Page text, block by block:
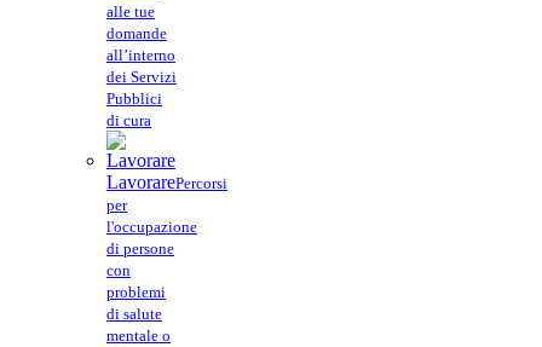
alle tue
domande
all’interno
dei Servizi
Pubblici
di cura
LavorarePercorsi
per
l'occupazione
di persone
con
problemi
di salute
mentale o